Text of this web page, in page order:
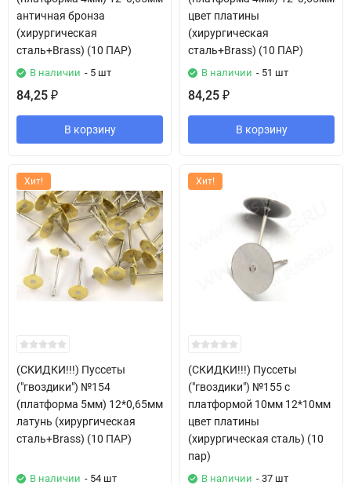
античная бронза
(хирургическая
сталь+Brass) (10 ПАР)
В наличии - 5 шт
84,25 ₽
В корзину
цвет платины
(хирургическая
сталь+Brass) (10 ПАР)
В наличии - 51 шт
84,25 ₽
В корзину
Хит!
(СКИДКИ!!!) Пуссеты
("гвоздики") №154
(платформа 5мм) 12*0,65мм
латунь (хирургическая
сталь+Brass) (10 ПАР)
В наличии - 54 шт
Хит!
(СКИДКИ!!!) Пуссеты
("гвоздики") №155 с
платформой 10мм 12*10мм
цвет платины
(хирургическая сталь) (10
пар)
В наличии - 37 шт